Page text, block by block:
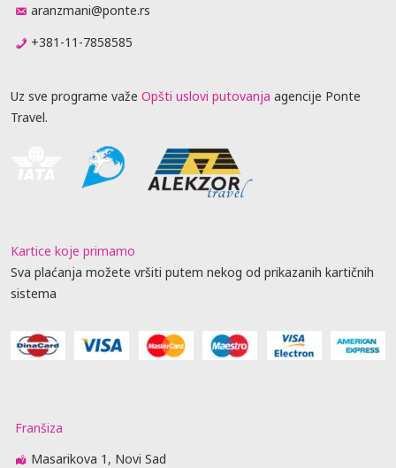
aranzmani@ponte.rs
+381-11-7858585
Uz sve programe važe Opšti uslovi putovanja agencije Ponte
Travel.
Kartice koje primamo
Sva plaćanja možete vršiti putem nekog od prikazanih kartičnih
sistema
Franšiza
Masarikova 1, Novi Sad